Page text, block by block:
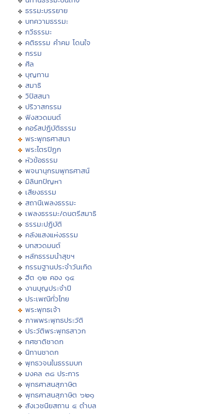
ธรรมะบรรยาย
บทความธรรมะ
กวีธรรมะ
คติธรรม คำคม โดนใจ
กรรม
ศีล
บุญทาน
สมาธิ
วิปัสสนา
ปริวาสกรรม
ฟังสวดมนต์
คอร์สปฏิบัติธรรม
พระพุทธศาสนา
พระไตรปิฏก
หัวข้อธรรม
พจนานุกรมพุทธศาสน์
มิลินทปัญหา
เสียงธรรม
สถานีเพลงธรรมะ
เพลงธรรมะ/ดนตรีสมาธิ
ธรรมะปฏิบัติ
คลังแสงแห่งธรรม
บทสวดมนต์
หลักธรรมนำสุขฯ
กรรมฐานประจำวันเกิด
ฮีต ๑๒ คอง ๑๔
งานบุญประจำปี
ประเพณีทั่วไทย
พระพุทธเจ้า
ภาพพระพุทธประวัติ
ประวัติพระพุทธสาวก
ทศชาติชาดก
นิทานชาดก
พุทธวจนในธรรมบท
มงคล ๓๘ ประการ
พุทธศาสนสุภาษิต
พุทธศาสนสุภาษิต ๖๒๑
สังเวชนียสถาน ๔ ตำบล